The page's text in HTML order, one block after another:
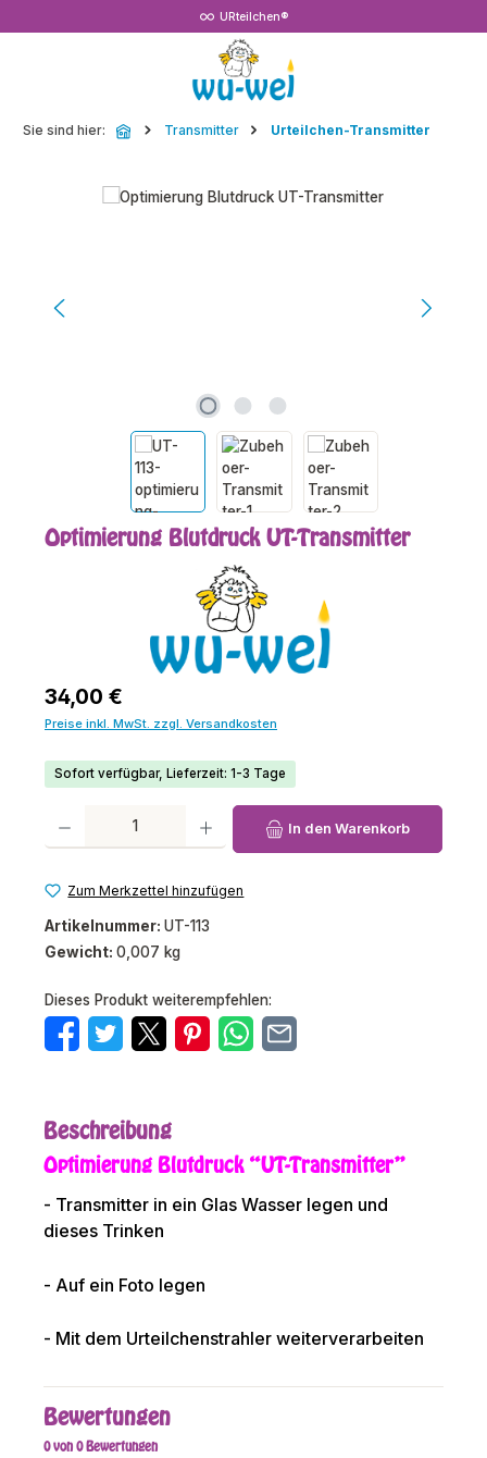
URteilchen®
Sie sind hier: Transmitter Urteilchen-Transmitter
Bildergalerie überspringen
Optimierung Blutdruck UT-Transmitter
Regulärer Preis:
34,00 €
Preise inkl. MwSt. zzgl. Versandkosten
Sofort verfügbar, Lieferzeit: 1-3 Tage
Produkt Anzahl: Gib den gewünschten Wert ein oder benutze die
In den Warenkorb
Zum Merkzettel hinzufügen
Artikelnummer: UT-113
Gewicht: 0,007 kg
Dieses Produkt weiterempfehlen:
Beschreibung
Optimierung Blutdruck “UT-Transmitter”
- Transmitter in ein Glas Wasser legen und
dieses Trinken
- Auf ein Foto legen
- Mit dem Urteilchenstrahler weiterverarbeiten
Bewertungen
0 von 0 Bewertungen